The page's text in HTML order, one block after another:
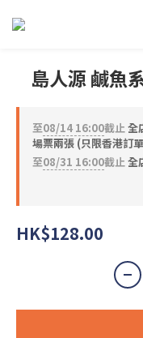
島人源 鹹魚
至08/14 16:00截止全
場票兩張 (只限香港訂
至08/31 16:00截止全
HK$128.00